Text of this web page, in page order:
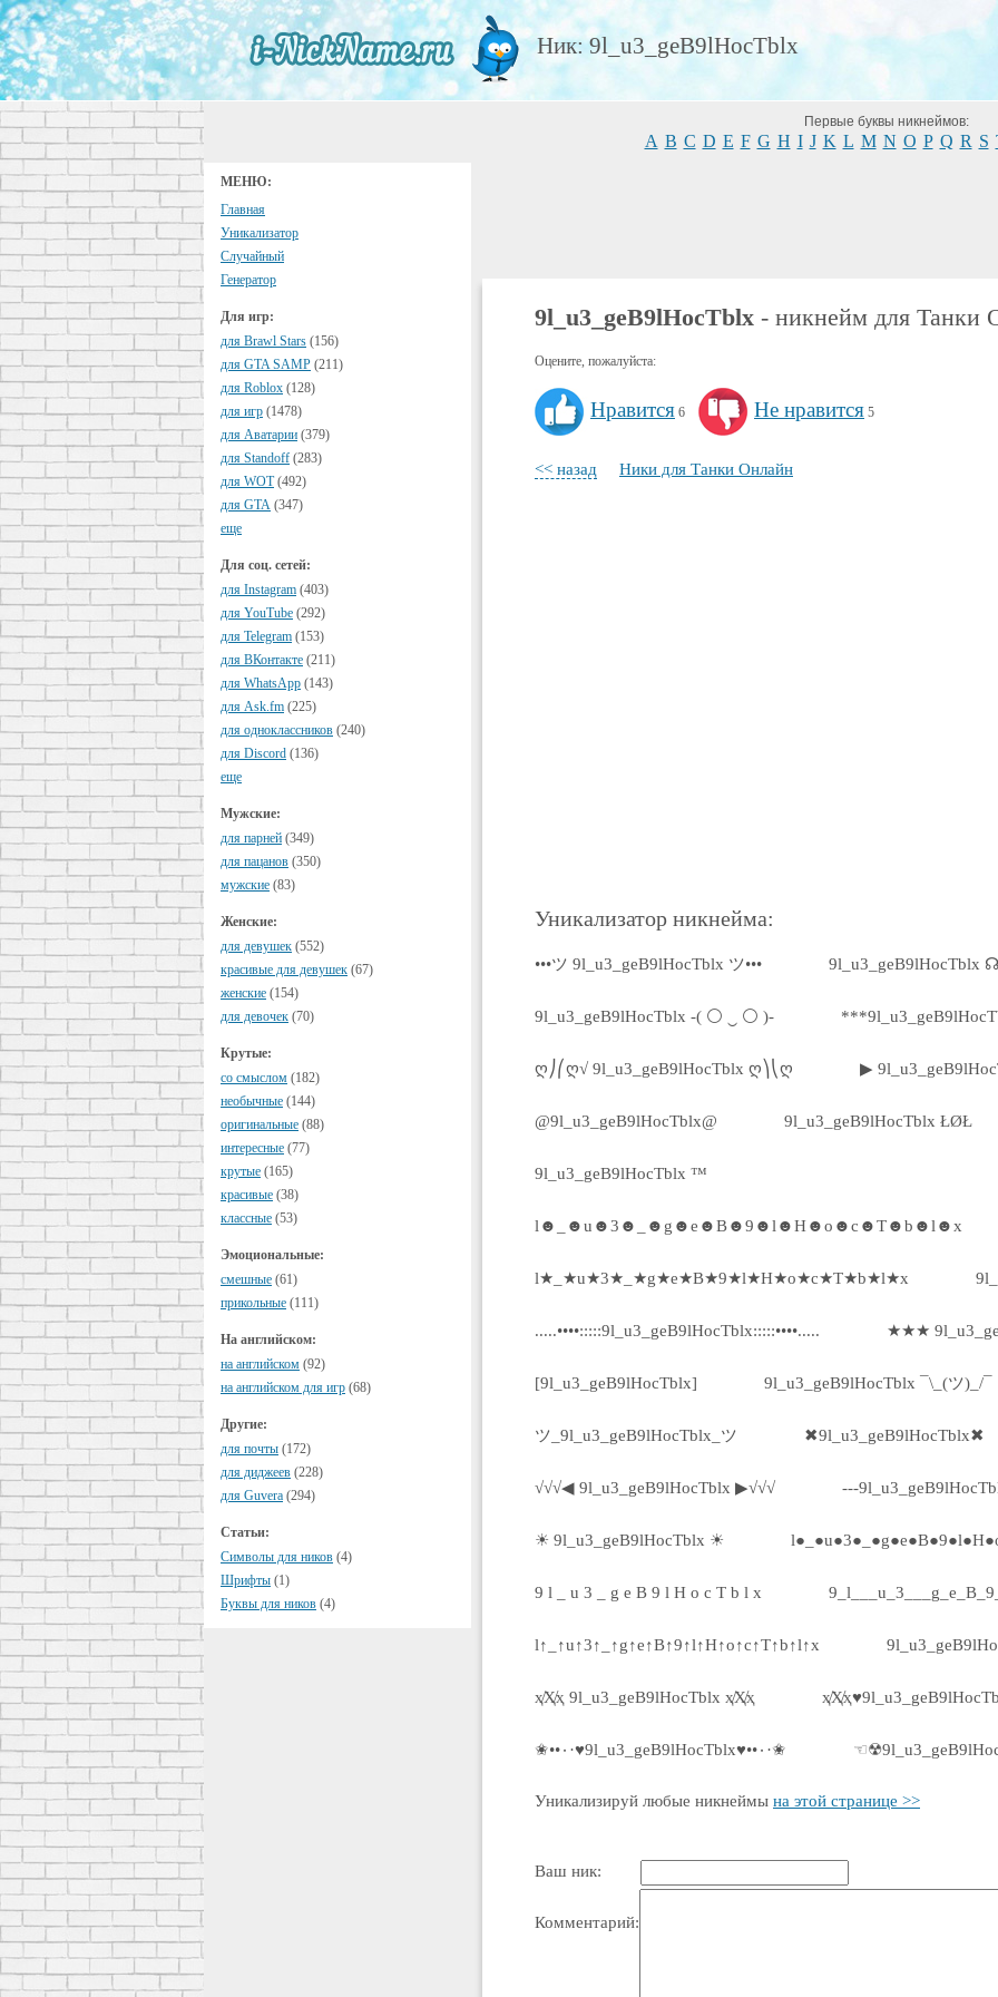
Ник: 9l_u3_geB9lHocTblx
МЕНЮ:
Главная
Уникализатор
Случайный
Генератор
Для игр:
для Brawl Stars (156)
для GTA SAMP (211)
для Roblox (128)
для игр (1478)
для Аватарии (379)
для Standoff (283)
для WOT (492)
для GTA (347)
еще
Для соц. сетей:
для Instagram (403)
для YouTube (292)
для Telegram (153)
для ВКонтакте (211)
для WhatsApp (143)
для Ask.fm (225)
для одноклассников (240)
для Discord (136)
еще
Мужские:
для парней (349)
для пацанов (350)
мужские (83)
Женские:
для девушек (552)
красивые для девушек (67)
женские (154)
для девочек (70)
Крутые:
cо смыслом (182)
необычные (144)
оригинальные (88)
интересные (77)
крутые (165)
красивые (38)
классные (53)
Эмоциональные:
смешные (61)
прикольные (111)
На английском:
на английском (92)
на английском для игр (68)
Другие:
для почты (172)
для диджеев (228)
для Guvera (294)
Статьи:
Символы для ников (4)
Шрифты (1)
Буквы для ников (4)
Первые буквы никнеймов:
A B C D E F G H I J K L M N O P Q R S
9l_u3_geB9lHocTblx - никнейм для Танки
Оцените, пожалуйста:
Нравится 6 Не нравится 5
<< назад Ники для Танки Онлайн
Уникализатор никнейма:
•••ツ 9l_u3_geB9lHocTblx ツ••• 9l_u3_geB9lHocTblx ☊
9l_u3_geB9lHocTblx -( ⚪ ‿ ⚪ )-
ღ⎠⎛ღ√ 9l_u3_geB9lHocTblx ღ⎞⎝ღ ▶
@9l_u3_geB9lHocTblx@ 9l_u3_geB9lHocTblx ŁØŁ
9l_u3_geB9lHocTblx ™
l☻_☻u☻3☻_☻g☻e☻B☻9☻l☻H☻o☻c☻T☻b☻l☻x
l★_★u★3★_★g★e★B★9★l★H★o★c★T★b★l★x
.....••••:::::9l_u3_geB9lHocTblx:::::••••..... ★★★
[9l_u3_geB9lHocTblx] 9l_u3_geB9lHocTblx ¯\_(ツ)_/¯
ツ_9l_u3_geB9lHocTblx_ツ ✖9l_u3_geB9lHocTblx✖
√√√◀ 9l_u3_geB9lHocTblx ▶√√√ ---
☀ 9l_u3_geB9lHocTblx ☀
9 l _ u 3 _ g e B 9 l H o c T b l x
l↑_↑u↑3↑_↑g↑e↑B↑9↑l↑H↑o↑c↑T↑b↑l↑x
ҳ̸Ҳ̸ҳ 9l_u3_geB9lHocTblx ҳ̸Ҳ̸ҳ
✬••٠·♥9l_u3_geB9lHocTblx♥••٠·✬
Уникализируй любые никнеймы на этой странице >>
Ваш ник:
Комментарий: